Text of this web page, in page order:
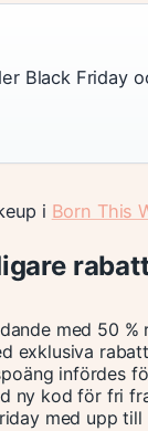
Black Friday
i Born This
med 50
exklusiva
infördes
ny kod för fri
med upp